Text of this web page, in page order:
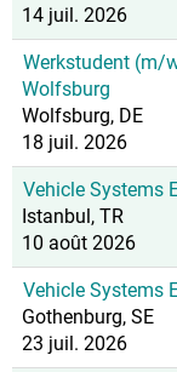
14 juil. 2026
Werkstudent (m/
Wolfsburg
Wolfsburg, DE
18 juil. 2026
Vehicle Systems
Istanbul, TR
10 août 2026
Vehicle Systems
Gothenburg, SE
23 juil. 2026